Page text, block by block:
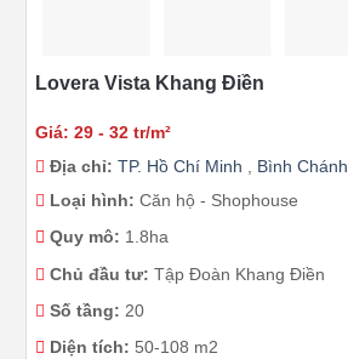
Lovera Vista Khang Điền
Giá: 29 - 32 tr/m²
Địa chỉ: TP. Hồ Chí Minh
Bình Chánh
Loại hình: Căn hộ - Shophouse
Quy mô: 1.8ha
Chủ đầu tư: Tập Đoàn Khang Điền
Số tầng: 20
Diện tích: 50-108 m2